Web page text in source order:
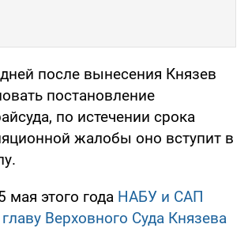
после вынесения Князев
постановление
по истечении срока
жалобы оно вступит в
этого года НАБУ и САП
Верховного Суда Князева